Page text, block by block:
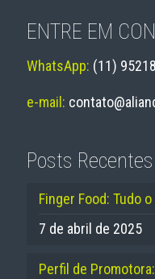
ENTRE EM
WhatsApp: (11)
e-mail:
Posts Recentes
Finger Food: Tudo
7 de abril de 2025
Perfil de